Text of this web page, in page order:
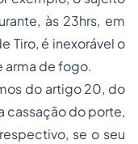
às 23hrs, em
Tiro, é inexorável o
de fogo.
do artigo 20, do
cassação do porte,
se o seu